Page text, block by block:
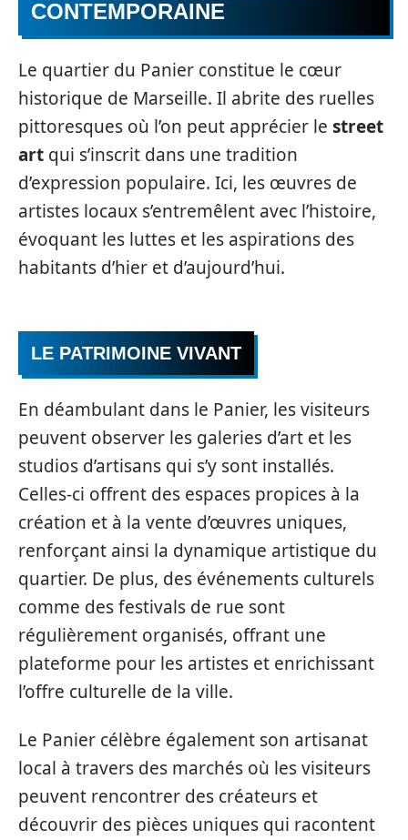
CONTEMPORAINE
Le quartier du Panier constitue le cœur
historique de Marseille. Il abrite des ruelles
pittoresques où l’on peut apprécier le street
art qui s’inscrit dans une tradition
d’expression populaire. Ici, les œuvres de
artistes locaux s’entremêlent avec l’histoire,
évoquant les luttes et les aspirations des
habitants d’hier et d’aujourd’hui.
LE PATRIMOINE VIVANT
En déambulant dans le Panier, les visiteurs
peuvent observer les galeries d’art et les
studios d’artisans qui s’y sont installés.
Celles-ci offrent des espaces propices à la
création et à la vente d’œuvres uniques,
renforçant ainsi la dynamique artistique du
quartier. De plus, des événements culturels
comme des festivals de rue sont
régulièrement organisés, offrant une
plateforme pour les artistes et enrichissant
l’offre culturelle de la ville.
Le Panier célèbre également son artisanat
local à travers des marchés où les visiteurs
peuvent rencontrer des créateurs et
découvrir des pièces uniques qui racontent